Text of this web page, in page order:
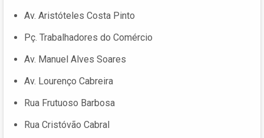
Av. Aristóteles Costa Pinto
Pç. Trabalhadores do Comércio
Av. Manuel Alves Soares
Av. Lourenço Cabreira
Rua Frutuoso Barbosa
Rua Cristóvão Cabral